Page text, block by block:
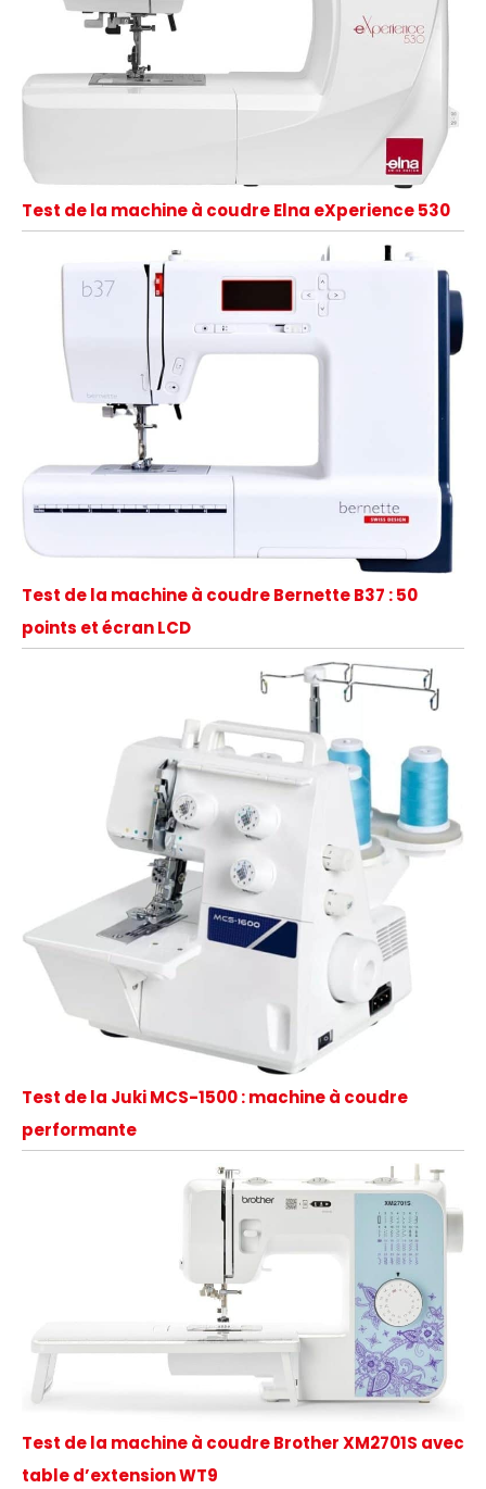
Test de la machine à coudre Elna eXperience 530
Test de la machine à coudre Bernette B37 : 50
points et écran LCD
Test de la Juki MCS-1500 : machine à coudre
performante
Test de la machine à coudre Brother XM2701S avec
table d’extension WT9